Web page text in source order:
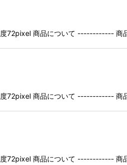
商品について ------------ 商品
商品について ------------ 商品
商品について ------------ 商品